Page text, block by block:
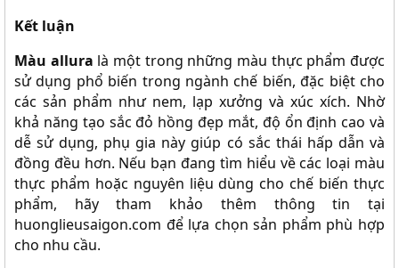
Kết luận
Màu allura là một trong những màu thực phẩm được
sử dụng phổ biến trong ngành chế biến, đặc biệt cho
các sản phẩm như nem, lạp xưởng và xúc xích. Nhờ
khả năng tạo sắc đỏ hồng đẹp mắt, độ ổn định cao và
dễ sử dụng, phụ gia này giúp có sắc thái hấp dẫn và
đồng đều hơn. Nếu bạn đang tìm hiểu về các loại màu
thực phẩm hoặc nguyên liệu dùng cho chế biến thực
phẩm, hãy tham khảo thêm thông tin tại
huonglieusaigon.com để lựa chọn sản phẩm phù hợp
cho nhu cầu.